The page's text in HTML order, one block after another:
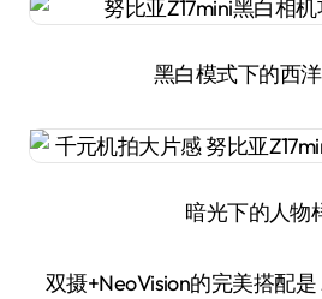
黑白模式下的西
暗光下的人物
双摄+NeoVision的完美搭配是